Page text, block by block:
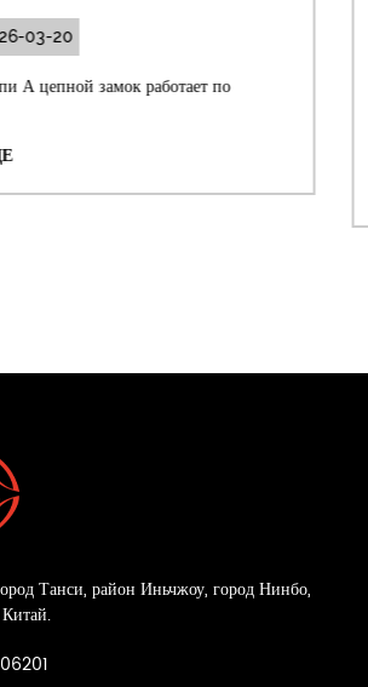
дверного замка?
ПРОСМОТРЕТЬ ЕЩЕ
Танси, район Иньчжоу, город Нинбо,